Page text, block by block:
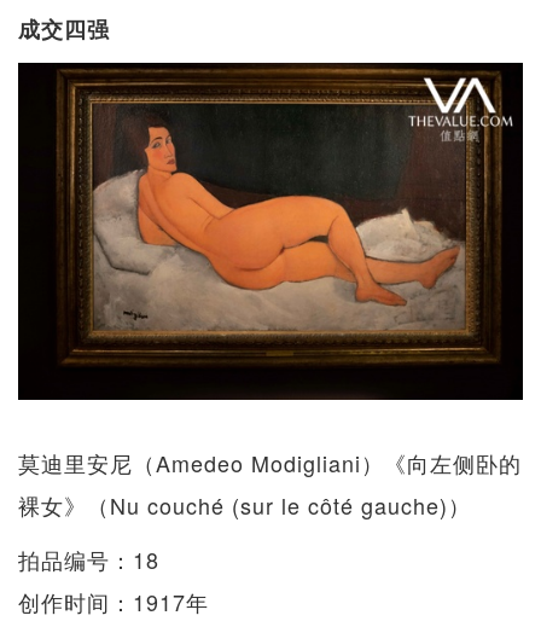
成交四强
莫迪里安尼（Amedeo Modigliani）《向左侧卧的
裸女》（Nu couché (sur le côté gauche)）
拍品编号：18
创作时间：1917年